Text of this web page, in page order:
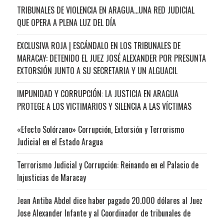
TRIBUNALES DE VIOLENCIA EN ARAGUA…UNA RED JUDICIAL
QUE OPERA A PLENA LUZ DEL DÍA
EXCLUSIVA ROJA | ESCÁNDALO EN LOS TRIBUNALES DE
MARACAY: DETENIDO EL JUEZ JOSÉ ALEXANDER POR PRESUNTA
EXTORSIÓN JUNTO A SU SECRETARIA Y UN ALGUACIL
IMPUNIDAD Y CORRUPCIÓN: LA JUSTICIA EN ARAGUA
PROTEGE A LOS VICTIMARIOS Y SILENCIA A LAS VÍCTIMAS
«Efecto Solórzano» Corrupción, Extorsión y Terrorismo
Judicial en el Estado Aragua
Terrorismo Judicial y Corrupción: Reinando en el Palacio de
Injusticias de Maracay
Jean Antiba Abdel dice haber pagado 20.000 dólares al Juez
Jose Alexander Infante y al Coordinador de tribunales de